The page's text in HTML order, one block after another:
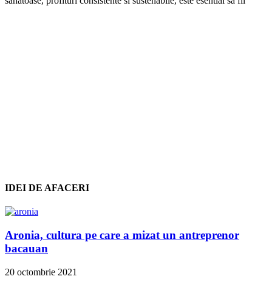
IDEI DE AFACERI
Aronia, cultura pe care a mizat un antreprenor
bacauan
20 octombrie 2021